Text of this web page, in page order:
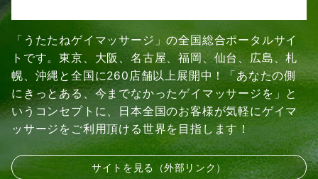
「うたたねゲイマッサージ」の全国総合ポータルサイ
トです。東京、大阪、名古屋、福岡、仙台、広島、札
幌、沖縄と全国に260店舗以上展開中！「あなたの側
にきっとある、今までなかったゲイマッサージを」と
いうコンセプトに、日本全国のお客様が気軽にゲイマ
ッサージをご利用頂ける世界を目指します！
サイトを見る（外部リンク）